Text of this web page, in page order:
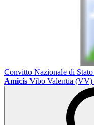
Convitto Nazionale di Stato
Amicis Vibo Valentia (VV)